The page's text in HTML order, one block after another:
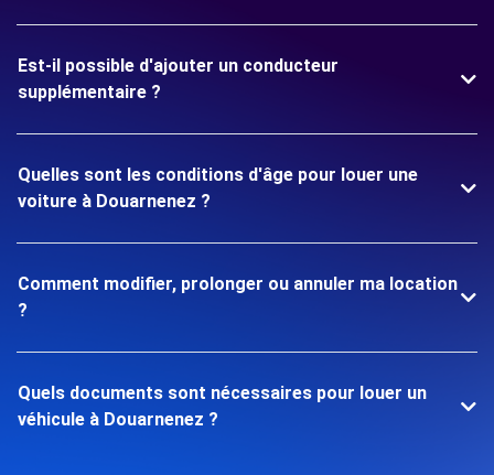
Est-il possible d'ajouter un conducteur
supplémentaire ?
Quelles sont les conditions d'âge pour louer une
voiture à Douarnenez ?
Comment modifier, prolonger ou annuler ma location
?
Quels documents sont nécessaires pour louer un
véhicule à Douarnenez ?